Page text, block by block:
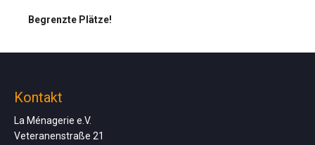
Begrenzte Plätze!
Kontakt
La Ménagerie e.V.
Veteranenstraße 21